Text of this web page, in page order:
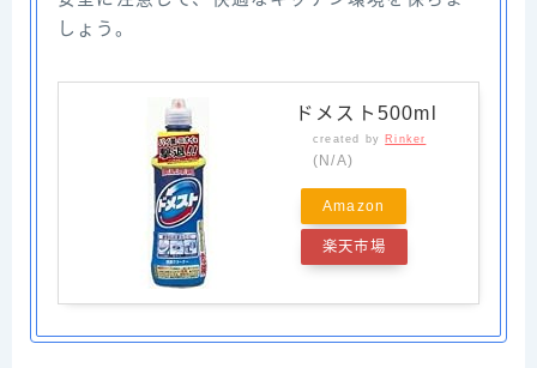
しょう。
ドメスト500ml
created by Rinker
(N/A)
Amazon
楽天市場